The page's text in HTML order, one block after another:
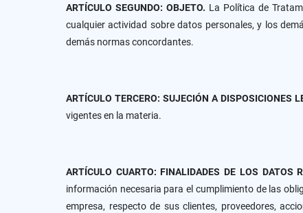
ARTÍCULO SEGUNDO: OBJETO. La Política de
cualquier actividad sobre datos personales, y los
demás normas concordantes.
ARTÍCULO TERCERO: SUJECIÓN A DISPOSICIONES
vigentes en la materia.
ARTÍCULO CUARTO: FINALIDADES DE LOS DATOS
información necesaria para el cumplimiento de las
empresa, respecto de sus clientes, proveedores,